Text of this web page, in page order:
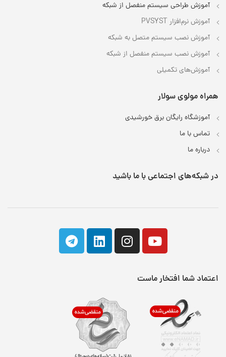
آموزش طراحی سیستم منفصل از شبکه
آموزش نرم‌افزار PVSYST
آموزش نصب سیستم متصل به شبکه
آموزش نصب سیستم منفصل از شبکه
آموزش‌های تکمیلی
همراه مولوی سولار
آموزشگاه رایگان برق خورشیدی
تماس با ما
درباره ما
در شبکه‌های اجتماعی با ما باشید
اعتماد شما افتخار ماست